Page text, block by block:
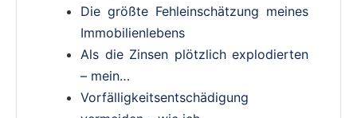
Die größte Fehleinschätzung meines
Immobilienlebens
Als die Zinsen plötzlich explodierten
– mein…
Vorfälligkeitsentschädigung